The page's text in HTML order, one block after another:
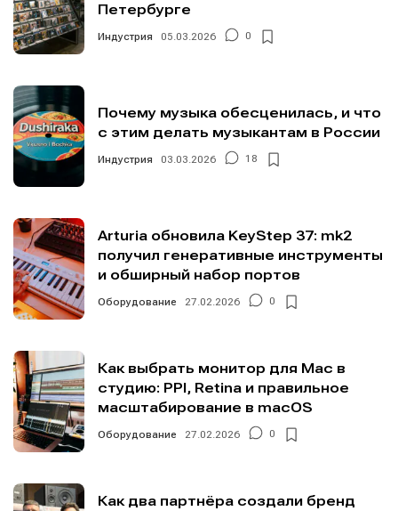
Петербурге
Индустрия 05.03.2026 0
Почему музыка обесценилась, и что
с этим делать музыкантам в России
Индустрия 03.03.2026 18
Arturia обновила KeyStep 37: mk2
получил генеративные инструменты
и обширный набор портов
Оборудование 27.02.2026 0
Как выбрать монитор для Mac в
студию: PPI, Retina и правильное
масштабирование в macOS
Оборудование 27.02.2026 0
Как два партнёра создали бренд